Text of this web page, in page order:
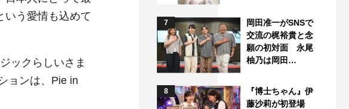
いう愛情も込めて
ックらしいさま
ョンは、Pie in
7
岡田准一がSNSで
交流の梶裕貴と念
願の初対面 永尾
柚乃は岡田…
8
『博士ちゃん』伊
藤沙莉が初登場